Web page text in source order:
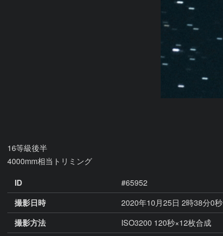
16等級後半
4000mm相当トリミング
ID
#65952
撮影日時
2020年10月25日 2時38分0秒
撮影方法
ISO3200 120秒×12枚合成